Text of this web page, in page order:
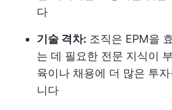
다
기술 격차: 조직은 EPM을
는 데 필요한 전문 지식이
육이나 채용에 더 많은 투
니다